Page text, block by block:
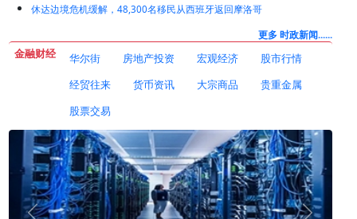
休达边境危机缓解，48,300名移民从西班牙返回摩洛哥
更多 时政新闻......
金融财经 华尔街 房地产投资 宏观经济
股市行情
经贸往来
货币资讯 大宗商品
贵重金属
股票交易